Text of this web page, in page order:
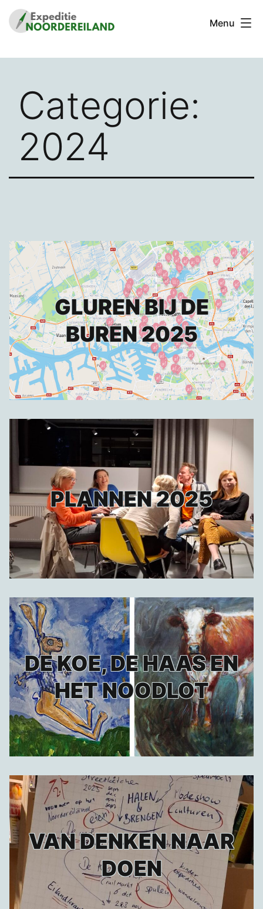
naar
Noordereiland
Menu
Categorie:
2024
GLUREN BIJ DE
BUREN 2025
PLANNEN 2025
DE KOE, DE HAAS EN
HET NOODLOT
VAN DENKEN NAAR
DOEN